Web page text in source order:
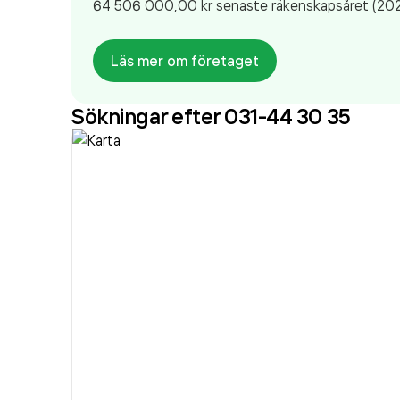
64 506 000,00 krsenaste räkenskapsåret
Läs mer om företaget
Sökningar efter 031-44 30 35